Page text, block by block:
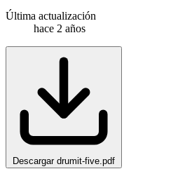
Última actualización
hace 2 años
Descargar drumit-five.pdf